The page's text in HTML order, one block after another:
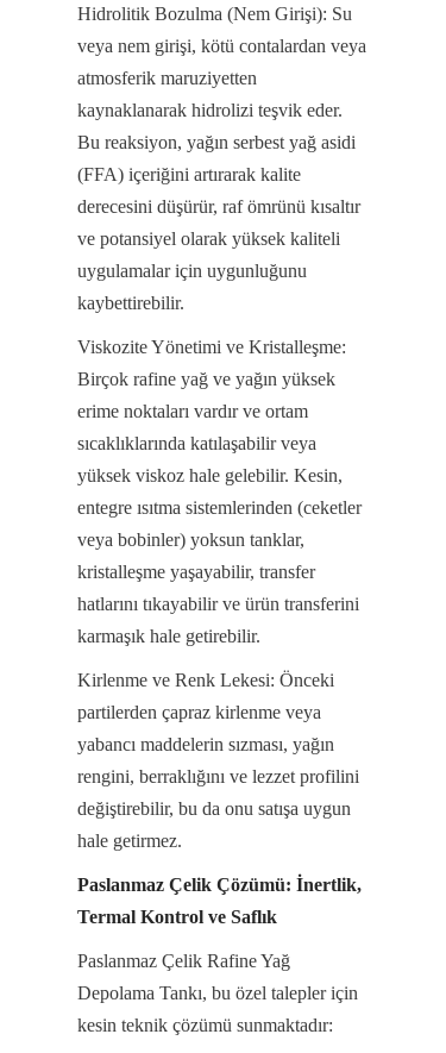
Hidrolitik Bozulma (Nem Girişi): Su
veya nem girişi, kötü contalardan veya
atmosferik maruziyetten
kaynaklanarak hidrolizi teşvik eder.
Bu reaksiyon, yağın serbest yağ asidi
(FFA) içeriğini artırarak kalite
derecesini düşürür, raf ömrünü kısaltır
ve potansiyel olarak yüksek kaliteli
uygulamalar için uygunluğunu
kaybettirebilir.
Viskozite Yönetimi ve Kristalleşme:
Birçok rafine yağ ve yağın yüksek
erime noktaları vardır ve ortam
sıcaklıklarında katılaşabilir veya
yüksek viskoz hale gelebilir. Kesin,
entegre ısıtma sistemlerinden (ceketler
veya bobinler) yoksun tanklar,
kristalleşme yaşayabilir, transfer
hatlarını tıkayabilir ve ürün transferini
karmaşık hale getirebilir.
Kirlenme ve Renk Lekesi: Önceki
partilerden çapraz kirlenme veya
yabancı maddelerin sızması, yağın
rengini, berraklığını ve lezzet profilini
değiştirebilir, bu da onu satışa uygun
hale getirmez.
Paslanmaz Çelik Çözümü: İnertlik,
Termal Kontrol ve Saflık
Paslanmaz Çelik Rafine Yağ
Depolama Tankı, bu özel talepler için
kesin teknik çözümü sunmaktadır: